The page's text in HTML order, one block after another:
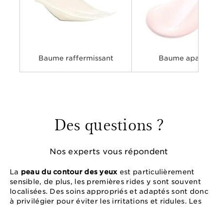
Baume raffermissant Baume apaisant
Des questions ?
Nos experts vous répondent
La peau du contour des yeux est particulièrement
sensible, de plus, les premières rides y sont souvent
localisées. Des soins appropriés et adaptés sont donc
à privilégier pour éviter les irritations et ridules. Les